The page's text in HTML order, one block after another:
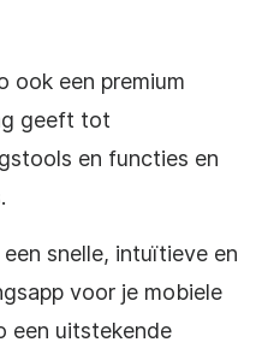
ook een premium
geeft tot
en functies en
snelle, intuïtieve en
voor je mobiele
een uitstekende